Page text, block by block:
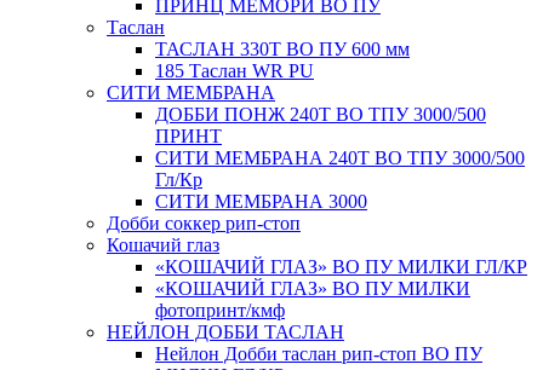
ПРИНЦ МЕМОРИ ВО ПУ
Таслан
ТАСЛАН 330T ВО ПУ 600 мм
185 Таслан WR PU
СИТИ МЕМБРАНА
ДОББИ ПОНЖ 240Т ВО ТПУ 3000/500
ПРИНТ
СИТИ МЕМБРАНА 240Т ВО ТПУ 3000/500
Гл/Кр
СИТИ МЕМБРАНА 3000
Добби соккер рип-стоп
Кошачий глаз
«КОШАЧИЙ ГЛАЗ» ВО ПУ МИЛКИ ГЛ/КР
«КОШАЧИЙ ГЛАЗ» ВО ПУ МИЛКИ
фотопринт/кмф
НЕЙЛОН ДОББИ ТАСЛАН
Нейлон Добби таслан рип-стоп ВО ПУ